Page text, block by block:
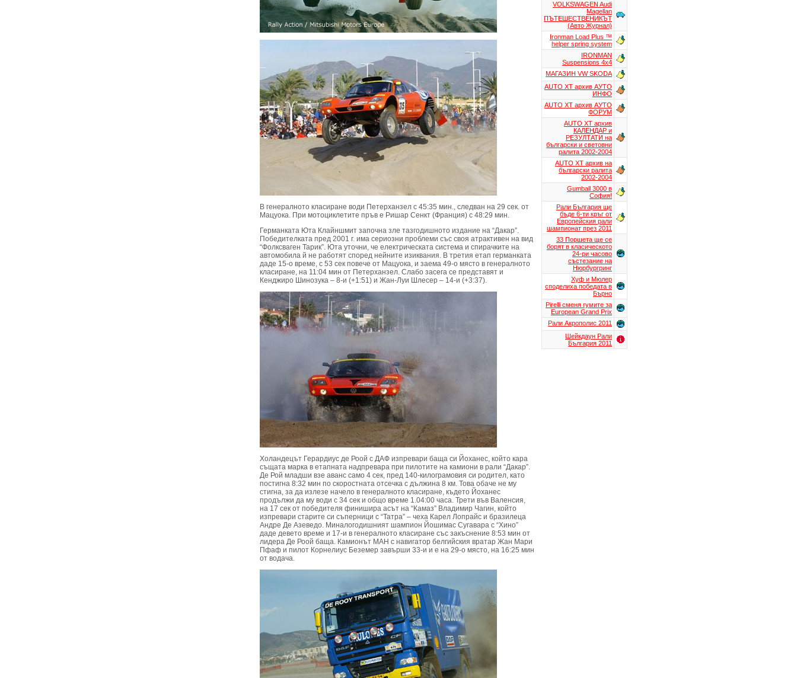
В генералното класиране води Петерханзел с 45:35 мин., следван на 29 сек. от
Мацуока. При мотоциклетите пръв е Ришар Сенкт (Франция) с 48:29 мин.
Германката Юта Клайншмит започна зле тазгодишното издание на “Дакар”.
Победителката пред 2001 г. има сериозни проблеми със своя атрактивен на вид
“Фолксваген Тарик”. Юта уточни, че електрическата система и спирачките на
автомобила й не работят според нейните изиквания. В третия етап германката
даде 15-о време, с 53 сек повече от Мацуока, и заема 49-о място в генералното
класиране, на 11:04 мин от Петерханзел. Слабо засега се представят и
Кенджиро Шинозука – 8-и (+1:51) и Жан-Луи Шлесер – 14-и (+3:37).
Холандецът Герардиус де Роой с ДАФ изпревари баща си Йоханес, който кара
същата марка в етапната надпревара при пилотите на камиони в рали “Дакар”.
Де Рой младши взе аванс само 4 сек, пред 140-килограмовия си родител, като
постигна 8:32 мин по скоростната отсечка с дължина 8 км. Това обаче не му
стигна, за да излезе начело в генералното класиране, където Йоханес
продължи да му води с 34 сек и общо време 1.04:00 часа. Трети във Валенсия,
на 17 сек от победителя финишира асът на “Камаз” Владимир Чагин, който
изпревари старите си съперници с “Татра” – чеха Карел Лопрайс и бразилеца
Андре Де Азеведо. Миналогодишният шампион Йошимас Сугавара с “Хино”
даде девето време и 17-и в генералното класиране със закъснение 8:53 мин от
лидера Де Роой баща. Камионът МАН с навигатор белгийския вратар Жан Мари
Пфаф и пилот Корнелиус Беземер завърши 33-и и е на 29-о място, на 16:25 мин
от водача.
VOLKSWAGEN Audi
Magellan
ПЪТЕШЕСТВЕНИКЪТ
(Авто Журнал)
Ironman Load Plus ™
helper spring system
IRONMAN
Suspensions 4x4
МАГАЗИН VW SKODA
AUTO XT aрхив АУТО
ИНФО
AUTO XT aрхив АУТО
ФОРУМ
AUTO XT aрхив
КАЛЕНДАР и
РЕЗУЛТАТИ на
български и световни
ралита 2002-2004
AUTO XT aрхив на
български ралита
2002-2004
Gumball 3000 в
София!
Рали България ще
бъде 6-ти кръг от
Европейския рали
шампионат през 2011
33 Поршета ще се
борят в класическото
24-ри часово
състезание на
Нюрбургринг
Хуф и Мюлер
споделиха победата в
Бърно
Pirelli сменя гумите за
European Grand Prix
Рали Акрополис 2011
Шейкдаун Рали
България 2011